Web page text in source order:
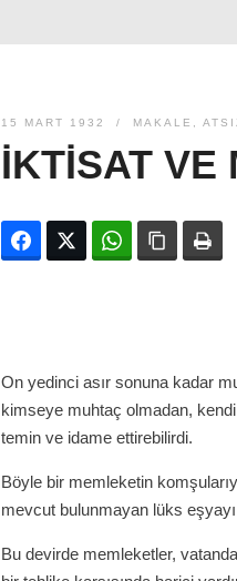
15 MART 1932 MAKALE
İKTISAT VE
FacebookTwitter WhatsApp
On yedinci asır sonuna kadar
kimseye muhtaç olmadan,
temin ve idame ettirebilirdi.
Böyle bir memleketin
mevcut bulunmayan lüks
Bu devirde memleketler,